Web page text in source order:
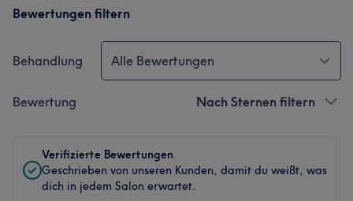
Bewertungen filtern
Behandlung Alle Bewertungen
Bewertung Nach Sternen filtern
Verifizierte Bewertungen
Geschrieben von unseren Kunden, damit du weißt, was
dich in jedem Salon erwartet.